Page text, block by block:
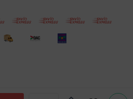

consultas